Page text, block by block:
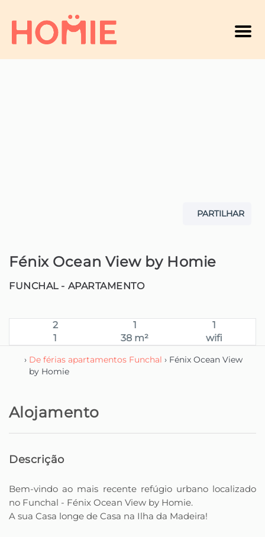
Menú
PARTILHAR
Fénix Ocean View by Homie
FUNCHAL - APARTAMENTO
2 1
1
1
38 m² wifi
› De férias apartamentos Funchal › Fénix Ocean View
by Homie
Alojamento
Descrição
Bem-vindo ao mais recente refúgio urbano localizado
no Funchal - Fénix Ocean View by Homie.
A sua Casa longe de Casa na Ilha da Madeira!